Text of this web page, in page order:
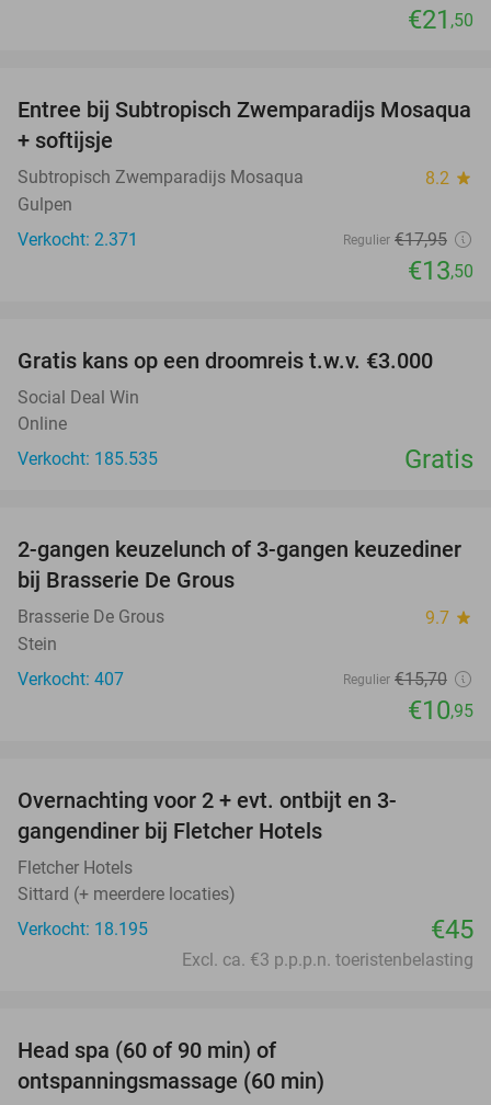
€21 ,50
25%
Entree bij Subtropisch Zwemparadijs Mosaqua
+ softijsje
Subtropisch Zwemparadijs Mosaqua 8.2 star
Gulpen
Verkocht: 2.371
Regulier €17,95
€13,50
Gratis kans op een droomreis t.w.v. €3.000
Social Deal Win
Online
Verkocht: 185.535
Gratis
30%
2-gangen keuzelunch of 3-gangen keuzediner
bij Brasserie De Grous
Brasserie De Grous 9.7 star
Stein
Verkocht: 407
Regulier €15,70
€10,95
Overnachting voor 2 + evt. ontbijt en 3-
gangendiner bij Fletcher Hotels
Fletcher Hotels
Sittard (+ meerdere locaties)
Verkocht: 18.195
€45
Excl. ca. €3 p.p.p.n. toeristenbelasting
Head spa (60 of 90 min) of
ontspanningsmassage (60 min)